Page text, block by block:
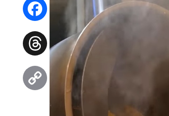
Facebook
Threads
Copy